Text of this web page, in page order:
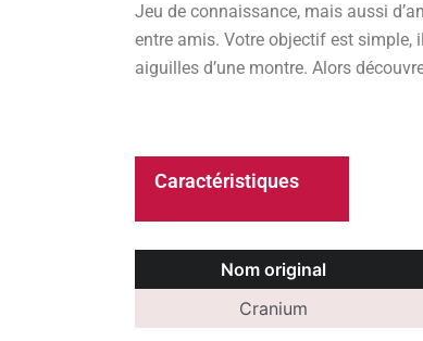
Jeu de connaissance, mais aussi
entre amis. Votre objectif est simple,
aiguilles d’une montre. Alors
Caractéristiques
Nom original
Cranium